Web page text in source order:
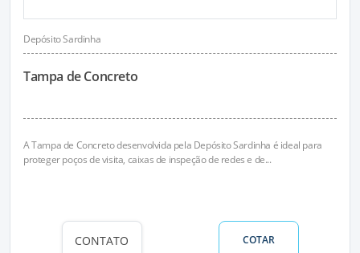
Depósito Sardinha
Tampa de Concreto
A Tampa de Concreto desenvolvida pela Depósito Sardinha é ideal para
proteger poços de visita, caixas de inspeção de redes e de...
CONTATO COTAR